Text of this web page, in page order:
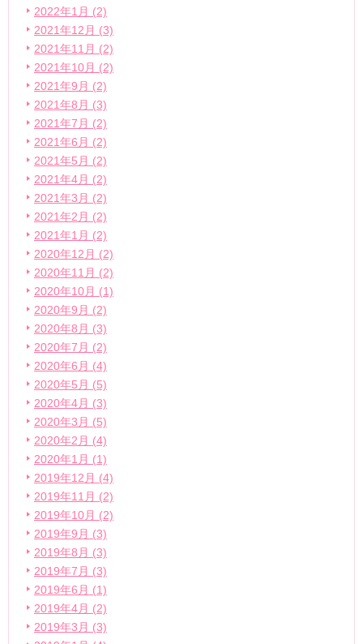
2022年1月 (2)
2021年12月 (3)
2021年11月 (2)
2021年10月 (2)
2021年9月 (2)
2021年8月 (3)
2021年7月 (2)
2021年6月 (2)
2021年5月 (2)
2021年4月 (2)
2021年3月 (2)
2021年2月 (2)
2021年1月 (2)
2020年12月 (2)
2020年11月 (2)
2020年10月 (1)
2020年9月 (2)
2020年8月 (3)
2020年7月 (2)
2020年6月 (4)
2020年5月 (5)
2020年4月 (3)
2020年3月 (5)
2020年2月 (4)
2020年1月 (1)
2019年12月 (4)
2019年11月 (2)
2019年10月 (2)
2019年9月 (3)
2019年8月 (3)
2019年7月 (3)
2019年6月 (1)
2019年4月 (2)
2019年3月 (3)